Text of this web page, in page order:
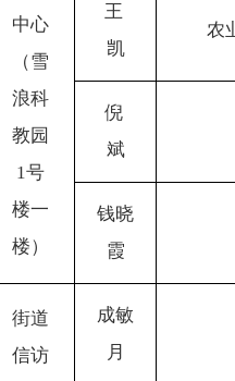
中心
（雪
浪科
教园
1号
楼一
楼）
王
凯
农
倪
斌
钱晓
霞
街道
信访
成敏
月